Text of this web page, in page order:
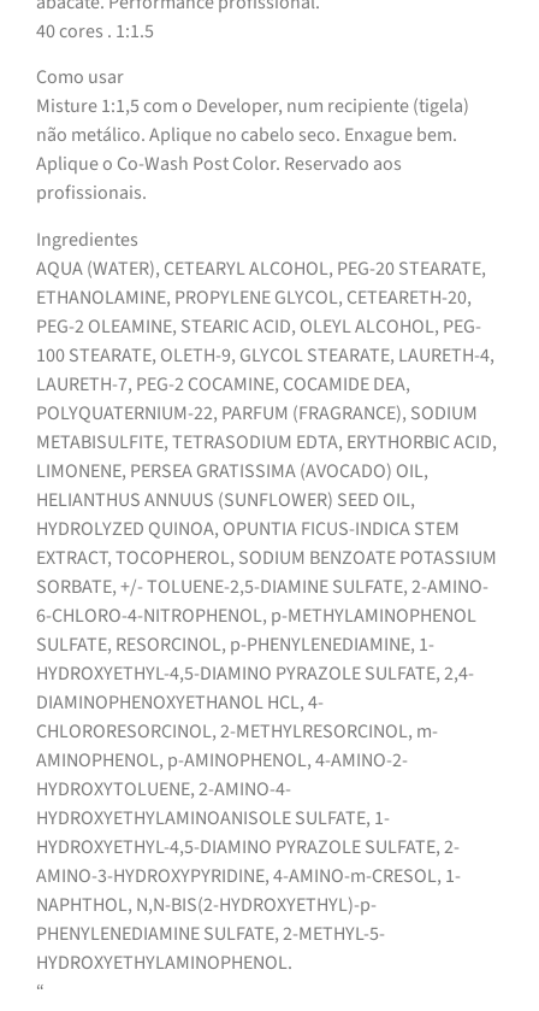
40 cores . 1:1.5
Como usar
Misture 1:1,5 com o Developer, num recipiente (tigela)
não metálico. Aplique no cabelo seco. Enxague bem.
Aplique o Co-Wash Post Color. Reservado aos
profissionais.
Ingredientes
AQUA (WATER), CETEARYL ALCOHOL, PEG-20 STEARATE,
ETHANOLAMINE, PROPYLENE GLYCOL, CETEARETH-20,
PEG-2 OLEAMINE, STEARIC ACID, OLEYL ALCOHOL, PEG-
100 STEARATE, OLETH-9, GLYCOL STEARATE, LAURETH-4,
LAURETH-7, PEG-2 COCAMINE, COCAMIDE DEA,
POLYQUATERNIUM-22, PARFUM (FRAGRANCE), SODIUM
METABISULFITE, TETRASODIUM EDTA, ERYTHORBIC ACID,
LIMONENE, PERSEA GRATISSIMA (AVOCADO) OIL,
HELIANTHUS ANNUUS (SUNFLOWER) SEED OIL,
HYDROLYZED QUINOA, OPUNTIA FICUS-INDICA STEM
EXTRACT, TOCOPHEROL, SODIUM BENZOATE POTASSIUM
SORBATE, +/- TOLUENE-2,5-DIAMINE SULFATE, 2-AMINO-
6-CHLORO-4-NITROPHENOL, p-METHYLAMINOPHENOL
SULFATE, RESORCINOL, p-PHENYLENEDIAMINE, 1-
HYDROXYETHYL-4,5-DIAMINO PYRAZOLE SULFATE, 2,4-
DIAMINOPHENOXYETHANOL HCL, 4-
CHLORORESORCINOL, 2-METHYLRESORCINOL, m-
AMINOPHENOL, p-AMINOPHENOL, 4-AMINO-2-
HYDROXYTOLUENE, 2-AMINO-4-
HYDROXYETHYLAMINOANISOLE SULFATE, 1-
HYDROXYETHYL-4,5-DIAMINO PYRAZOLE SULFATE, 2-
AMINO-3-HYDROXYPYRIDINE, 4-AMINO-m-CRESOL, 1-
NAPHTHOL, N,N-BIS(2-HYDROXYETHYL)-p-
PHENYLENEDIAMINE SULFATE, 2-METHYL-5-
HYDROXYETHYLAMINOPHENOL.
“